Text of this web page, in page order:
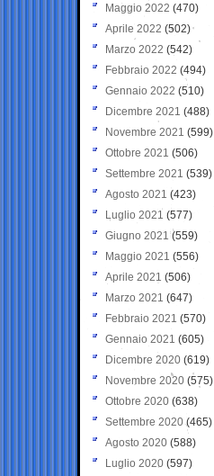
Maggio 2022 (470)
Aprile 2022 (502)
Marzo 2022 (542)
Febbraio 2022 (494)
Gennaio 2022 (510)
Dicembre 2021 (488)
Novembre 2021 (599)
Ottobre 2021 (506)
Settembre 2021 (539)
Agosto 2021 (423)
Luglio 2021 (577)
Giugno 2021(559)
Maggio 2021 (556)
Aprile 2021 (506)
Marzo 2021 (647)
Febbraio 2021 (570)
Gennaio 2021 (605)
Dicembre 2020 (619)
Novembre 2020 (575)
Ottobre 2020 (638)
Settembre 2020(465)
Agosto 2020 (588)
Luglio 2020 (597)